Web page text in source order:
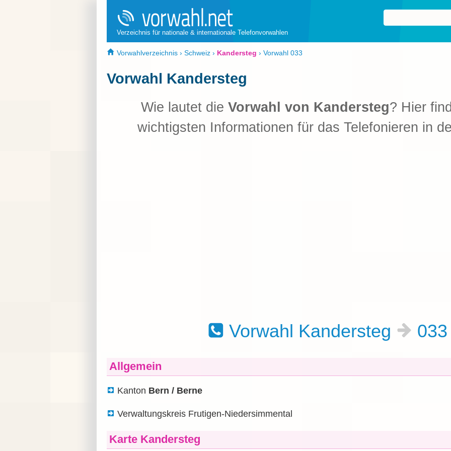
Verzeichnis für nationale & internationale Telefonvorwahlen
Vorwahlverzeichnis › Schweiz › Kandersteg › Vorwahl 033
Vorwahl Kandersteg
Wie lautet die Vorwahl von Kandersteg? Hier
wichtigsten Informationen für das Telefonieren in
Vorwahl Kandersteg
Allgemein
Kanton Bern / Berne
Verwaltungskreis Frutigen-Niedersimmental
Karte Kandersteg